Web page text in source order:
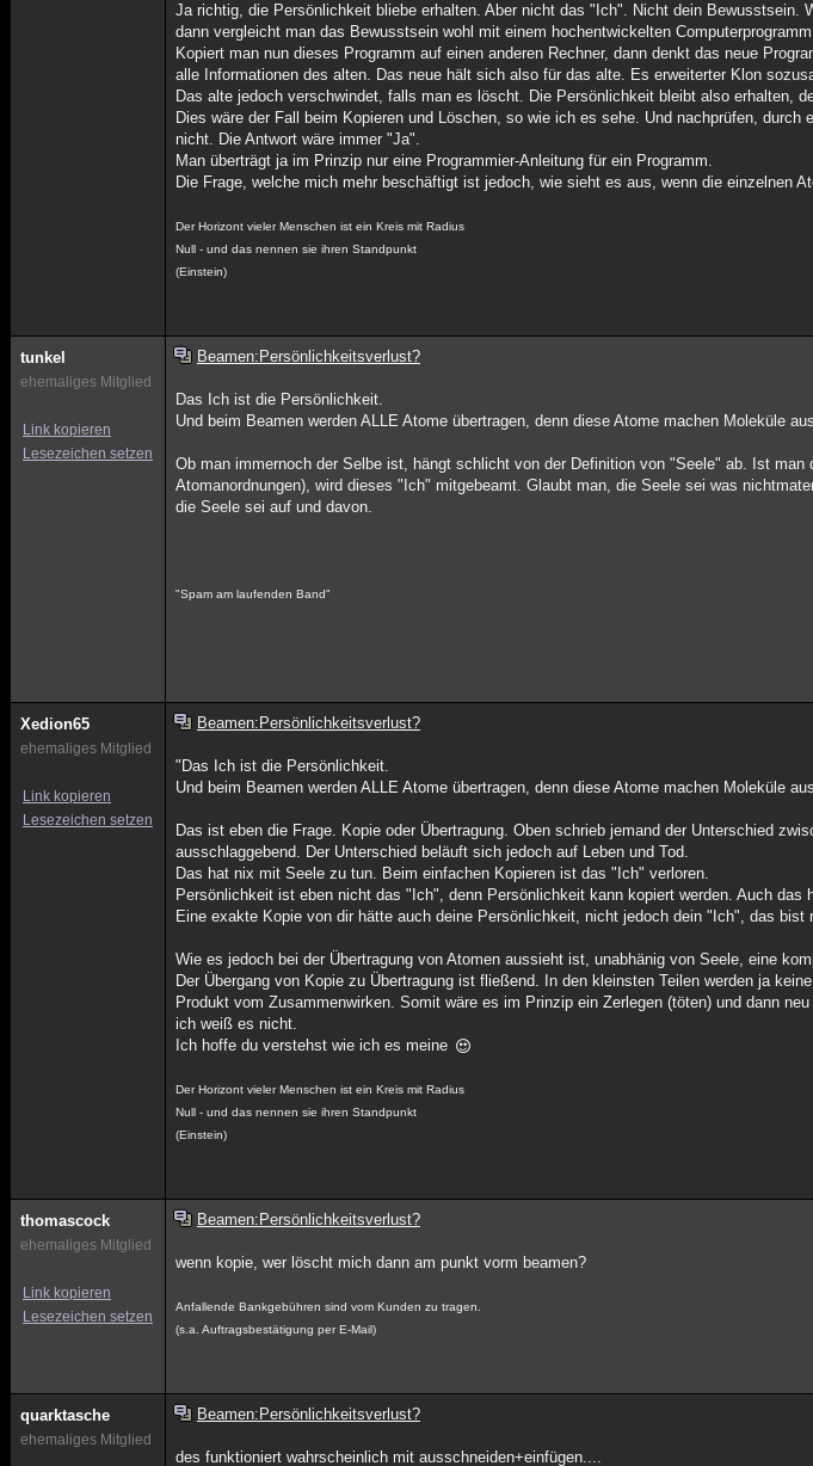
Ja richtig, die Persönlichkeit bliebe erhalten. Aber nicht das "Ich". Nicht dein Bewusstsein.
dann vergleicht man das Bewusstsein wohl mit einem hochentwickelten
Kopiert man nun dieses Programm auf einen anderen Rechner, dann denkt das neue
alle Informationen des alten. Das neue hält sich also für das alte. Es erweiterter Klon
Das alte jedoch verschwindet, falls man es löscht. Die Persönlichkeit bleibt also erhalten,
Dies wäre der Fall beim Kopieren und Löschen, so wie ich es sehe. Und nachprüfen,
nicht. Die Antwort wäre immer "Ja".
Man überträgt ja im Prinzip nur eine Programmier-Anleitung für ein Programm.
Die Frage, welche mich mehr beschäftigt ist jedoch, wie sieht es aus, wenn die einzelnen
Der Horizont vieler Menschen ist ein Kreis mit Radius
Null - und das nennen sie ihren Standpunkt
(Einstein)
tunkel
ehemaliges Mitglied
Link kopieren
Lesezeichen setzen
Beamen:Persönlichkeitsverlust?
Das Ich ist die Persönlichkeit.
Und beim Beamen werden ALLE Atome übertragen, denn diese Atome machen Moleküle
Ob man immernoch der Selbe ist, hängt schlicht von der Definition von "Seele" ab. Ist
Atomanordnungen), wird dieses "Ich" mitgebeamt. Glaubt man, die Seele sei was
die Seele sei auf und davon.
"Spam am laufenden Band"
Xedion65
ehemaliges Mitglied
Link kopieren
Lesezeichen setzen
Beamen:Persönlichkeitsverlust?
"Das Ich ist die Persönlichkeit.
Und beim Beamen werden ALLE Atome übertragen, denn diese Atome machen Moleküle
Das ist eben die Frage. Kopie oder Übertragung. Oben schrieb jemand der Unterschied
ausschlaggebend. Der Unterschied beläuft sich jedoch auf Leben und Tod.
Das hat nix mit Seele zu tun. Beim einfachen Kopieren ist das "Ich" verloren.
Persönlichkeit ist eben nicht das "Ich", denn Persönlichkeit kann kopiert werden. Auch
Eine exakte Kopie von dir hätte auch deine Persönlichkeit, nicht jedoch dein "Ich", das bist
Wie es jedoch bei der Übertragung von Atomen aussieht ist, unabhänig von Seele, eine
Der Übergang von Kopie zu Übertragung ist fließend. In den kleinsten Teilen werden ja
Produkt vom Zusammenwirken. Somit wäre es im Prinzip ein Zerlegen (töten) und dann
ich weiß es nicht.
Ich hoffe du verstehst wie ich es meine
Der Horizont vieler Menschen ist ein Kreis mit Radius
Null - und das nennen sie ihren Standpunkt
(Einstein)
thomascock
ehemaliges Mitglied
Link kopieren
Lesezeichen setzen
Beamen:Persönlichkeitsverlust?
wenn kopie, wer löscht mich dann am punkt vorm beamen?
Anfallende Bankgebühren sind vom Kunden zu tragen.
(s.a. Auftragsbestätigung per E-Mail)
quarktasche
ehemaliges Mitglied
Beamen:Persönlichkeitsverlust?
des funktioniert wahrscheinlich mit ausschneiden+einfügen....